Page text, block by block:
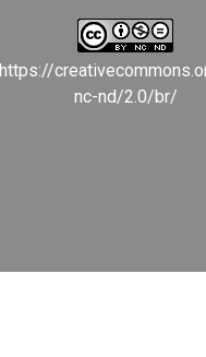
https://
nc-nd/2.0/br/